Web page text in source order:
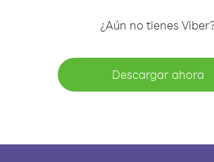
¿Aún no tienes Viber?
Descargar ahora